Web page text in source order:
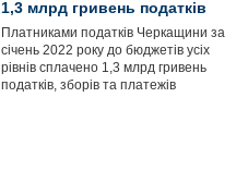
1,3 млрд гривень податків
Платниками податків Черкащини за
січень 2022 року до бюджетів усіх
рівнів сплачено 1,3 млрд гривень
податків, зборів та платежів